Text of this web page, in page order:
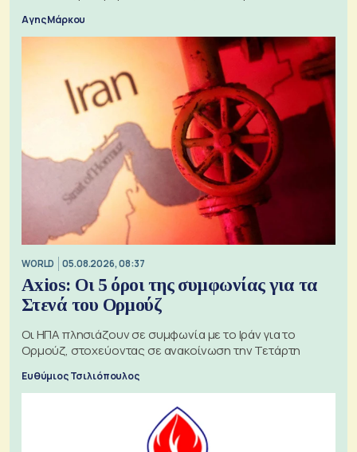
Αγης Μάρκου
WORLD 05.08.2026, 08:37
Axios: Οι 5 όροι της συμφωνίας για τα
Στενά του Ορμούζ
Οι ΗΠΑ πλησιάζουν σε συμφωνία με το Ιράν για το
Ορμούζ, στοχεύοντας σε ανακοίνωση την Τετάρτη
Ευθύμιος Τσιλιόπουλος